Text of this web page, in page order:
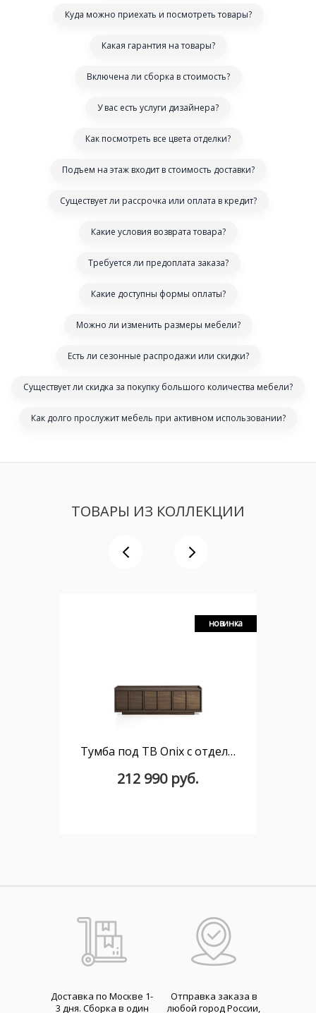
Куда можно приехать и посмотреть товары?
Какая гарантия на товары?
Включена ли сборка в стоимость?
У вас есть услуги дизайнера?
Как посмотреть все цвета отделки?
Подъем на этаж входит в стоимость доставки?
Существует ли рассрочка или оплата в кредит?
Какие условия возврата товара?
Требуется ли предоплата заказа?
Какие доступны формы оплаты?
Можно ли изменить размеры мебели?
Есть ли сезонные распродажи или скидки?
Существует ли скидка за покупку большого количества мебели?
Как долго прослужит мебель при активном использовании?
ТОВАРЫ ИЗ КОЛЛЕКЦИИ
новинка
Тумба под ТВ Onix с отделкой из орехового шпона темного оттенка, 150 x 47 см
212 990 руб.
Доставка по Москве 1-
3 дня. Cборка в один
Отправка заказа в
любой город России,